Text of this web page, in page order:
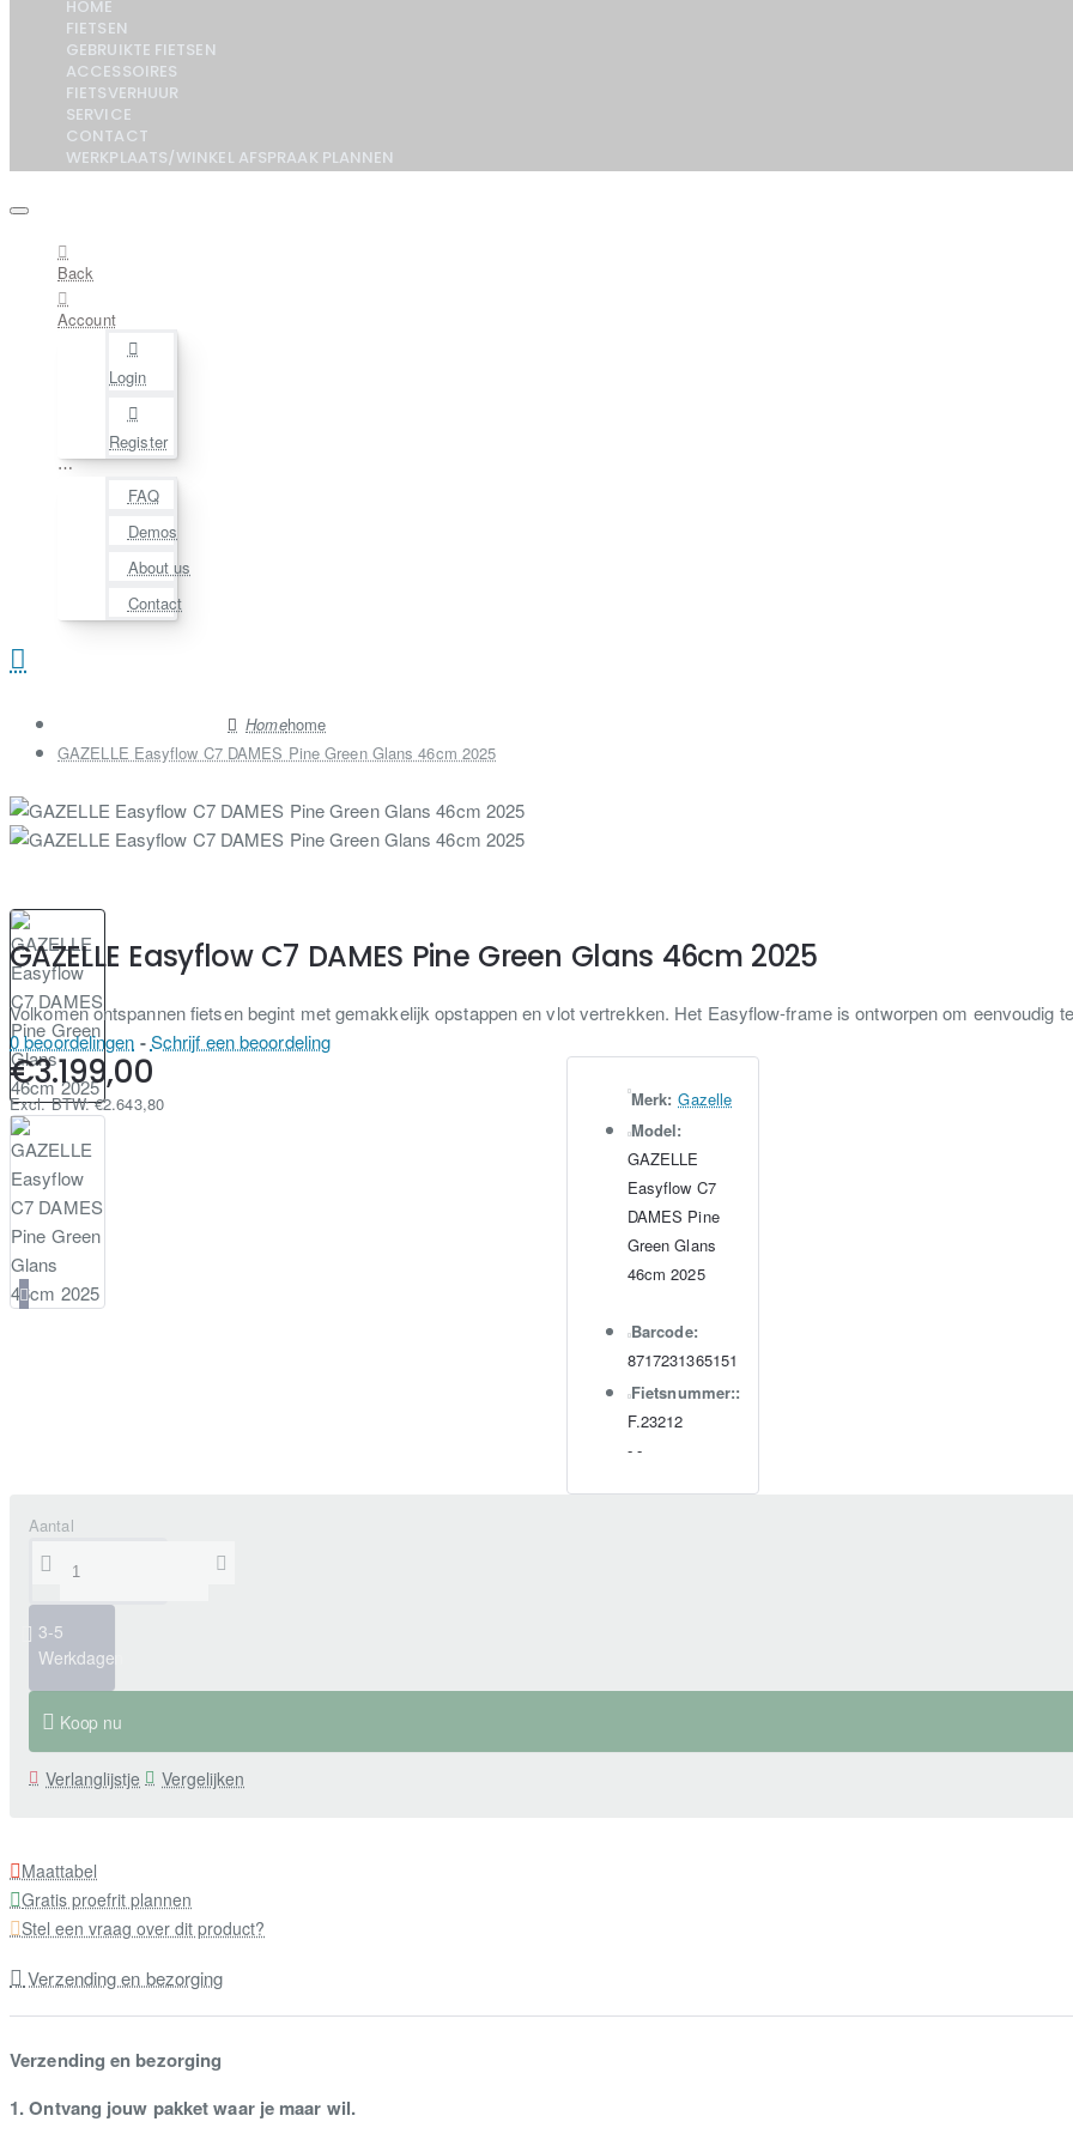
HOME
FIETSEN
GEBRUIKTE FIETSEN
ACCESSOIRES
FIETSVERHUUR
SERVICE
CONTACT
WERKPLAATS/WINKEL AFSPRAAK PLANNEN
Back
Account
Login
Register
⋯
FAQ
Demos
About us
Contact
home
GAZELLE Easyflow C7 DAMES Pine Green Glans 46cm 2025
GAZELLE Easyflow C7 DAMES Pine Green Glans 46cm 2025
Volkomen ontspannen fietsen begint met gemakkelijk opstappen en vlot vertrekken. Het Easyflow-frame is ontworpen om eenvoudig
0 beoordelingen - Schrijf een beoordeling
€3.199,00
Excl. BTW: €2.643,80 Merk: Gazelle
Model:
GAZELLE
Easyflow C7
DAMES Pine
Green Glans
46cm 2025
Barcode:
8717231365151
Fietsnummer::
F.23212
- -
Aantal
3-5
Werkdagen
Koop nu
Verlanglijstje Vergelijken
Maattabel
Gratis proefrit plannen
Stel een vraag over dit product?
Verzending en bezorging
Verzending en bezorging
1. Ontvang jouw pakket waar je maar wil.